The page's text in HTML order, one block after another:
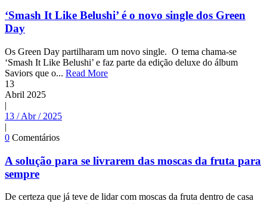
‘Smash It Like Belushi’ é o novo single dos Green
Day
Os Green Day partilharam um novo single. O tema chama-se
‘Smash It Like Belushi’ e faz parte da edição deluxe do álbum
Saviors que o... Read More
13
Abril 2025
|
13 / Abr / 2025
|
0 Comentários
A solução para se livrarem das moscas da fruta para
sempre
De certeza que já teve de lidar com moscas da fruta dentro de casa